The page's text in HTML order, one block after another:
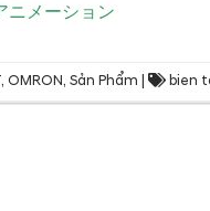
ニメーション
,OMRON,Sản Phẩm | bien